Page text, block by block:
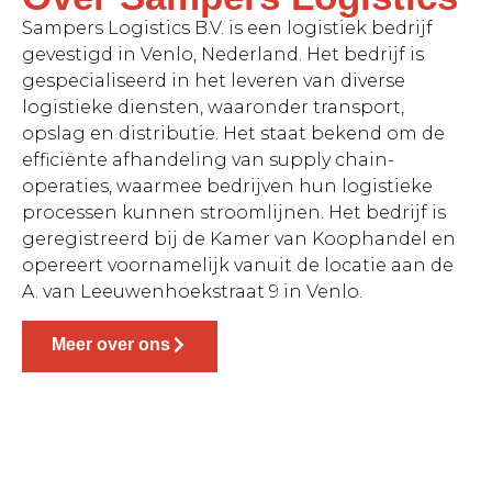
Sampers Logistics B.V. is een logistiek bedrijf
gevestigd in Venlo, Nederland. Het bedrijf is
gespecialiseerd in het leveren van diverse
logistieke diensten, waaronder transport,
opslag en distributie. Het staat bekend om de
efficiënte afhandeling van supply chain-
operaties, waarmee bedrijven hun logistieke
processen kunnen stroomlijnen. Het bedrijf is
geregistreerd bij de Kamer van Koophandel en
opereert voornamelijk vanuit de locatie aan de
A. van Leeuwenhoekstraat 9 in Venlo.
Meer over ons